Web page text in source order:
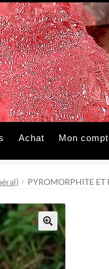
Achat Mon
PYROMORPHITE ET
🔍